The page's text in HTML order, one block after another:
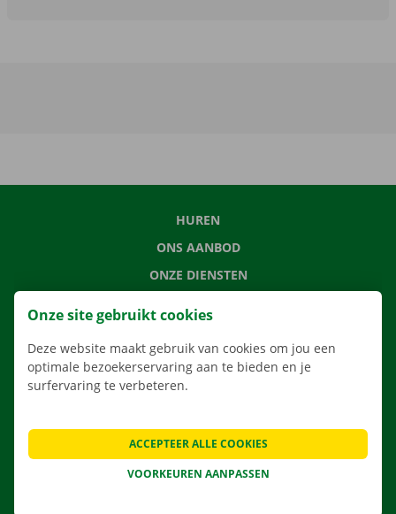
HUREN
ONS AANBOD
ONZE DIENSTEN
VERHUISOPLOSSINGEN
CONTACTEER ONS
VEELGESTELDE VRAGEN
Onze site gebruikt cookies
Deze website maakt gebruik van cookies om jou een
optimale bezoekerservaring aan te bieden en je
surfervaring te verbeteren.
VOORKEUREN AANPASSEN
ACCEPTEER ALLE COOKIES